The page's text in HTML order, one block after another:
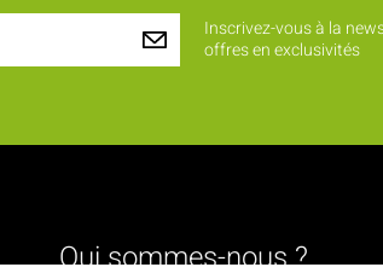
Inscrivez-vous à la
offres en exclusivités
Qui sommes-nous ?